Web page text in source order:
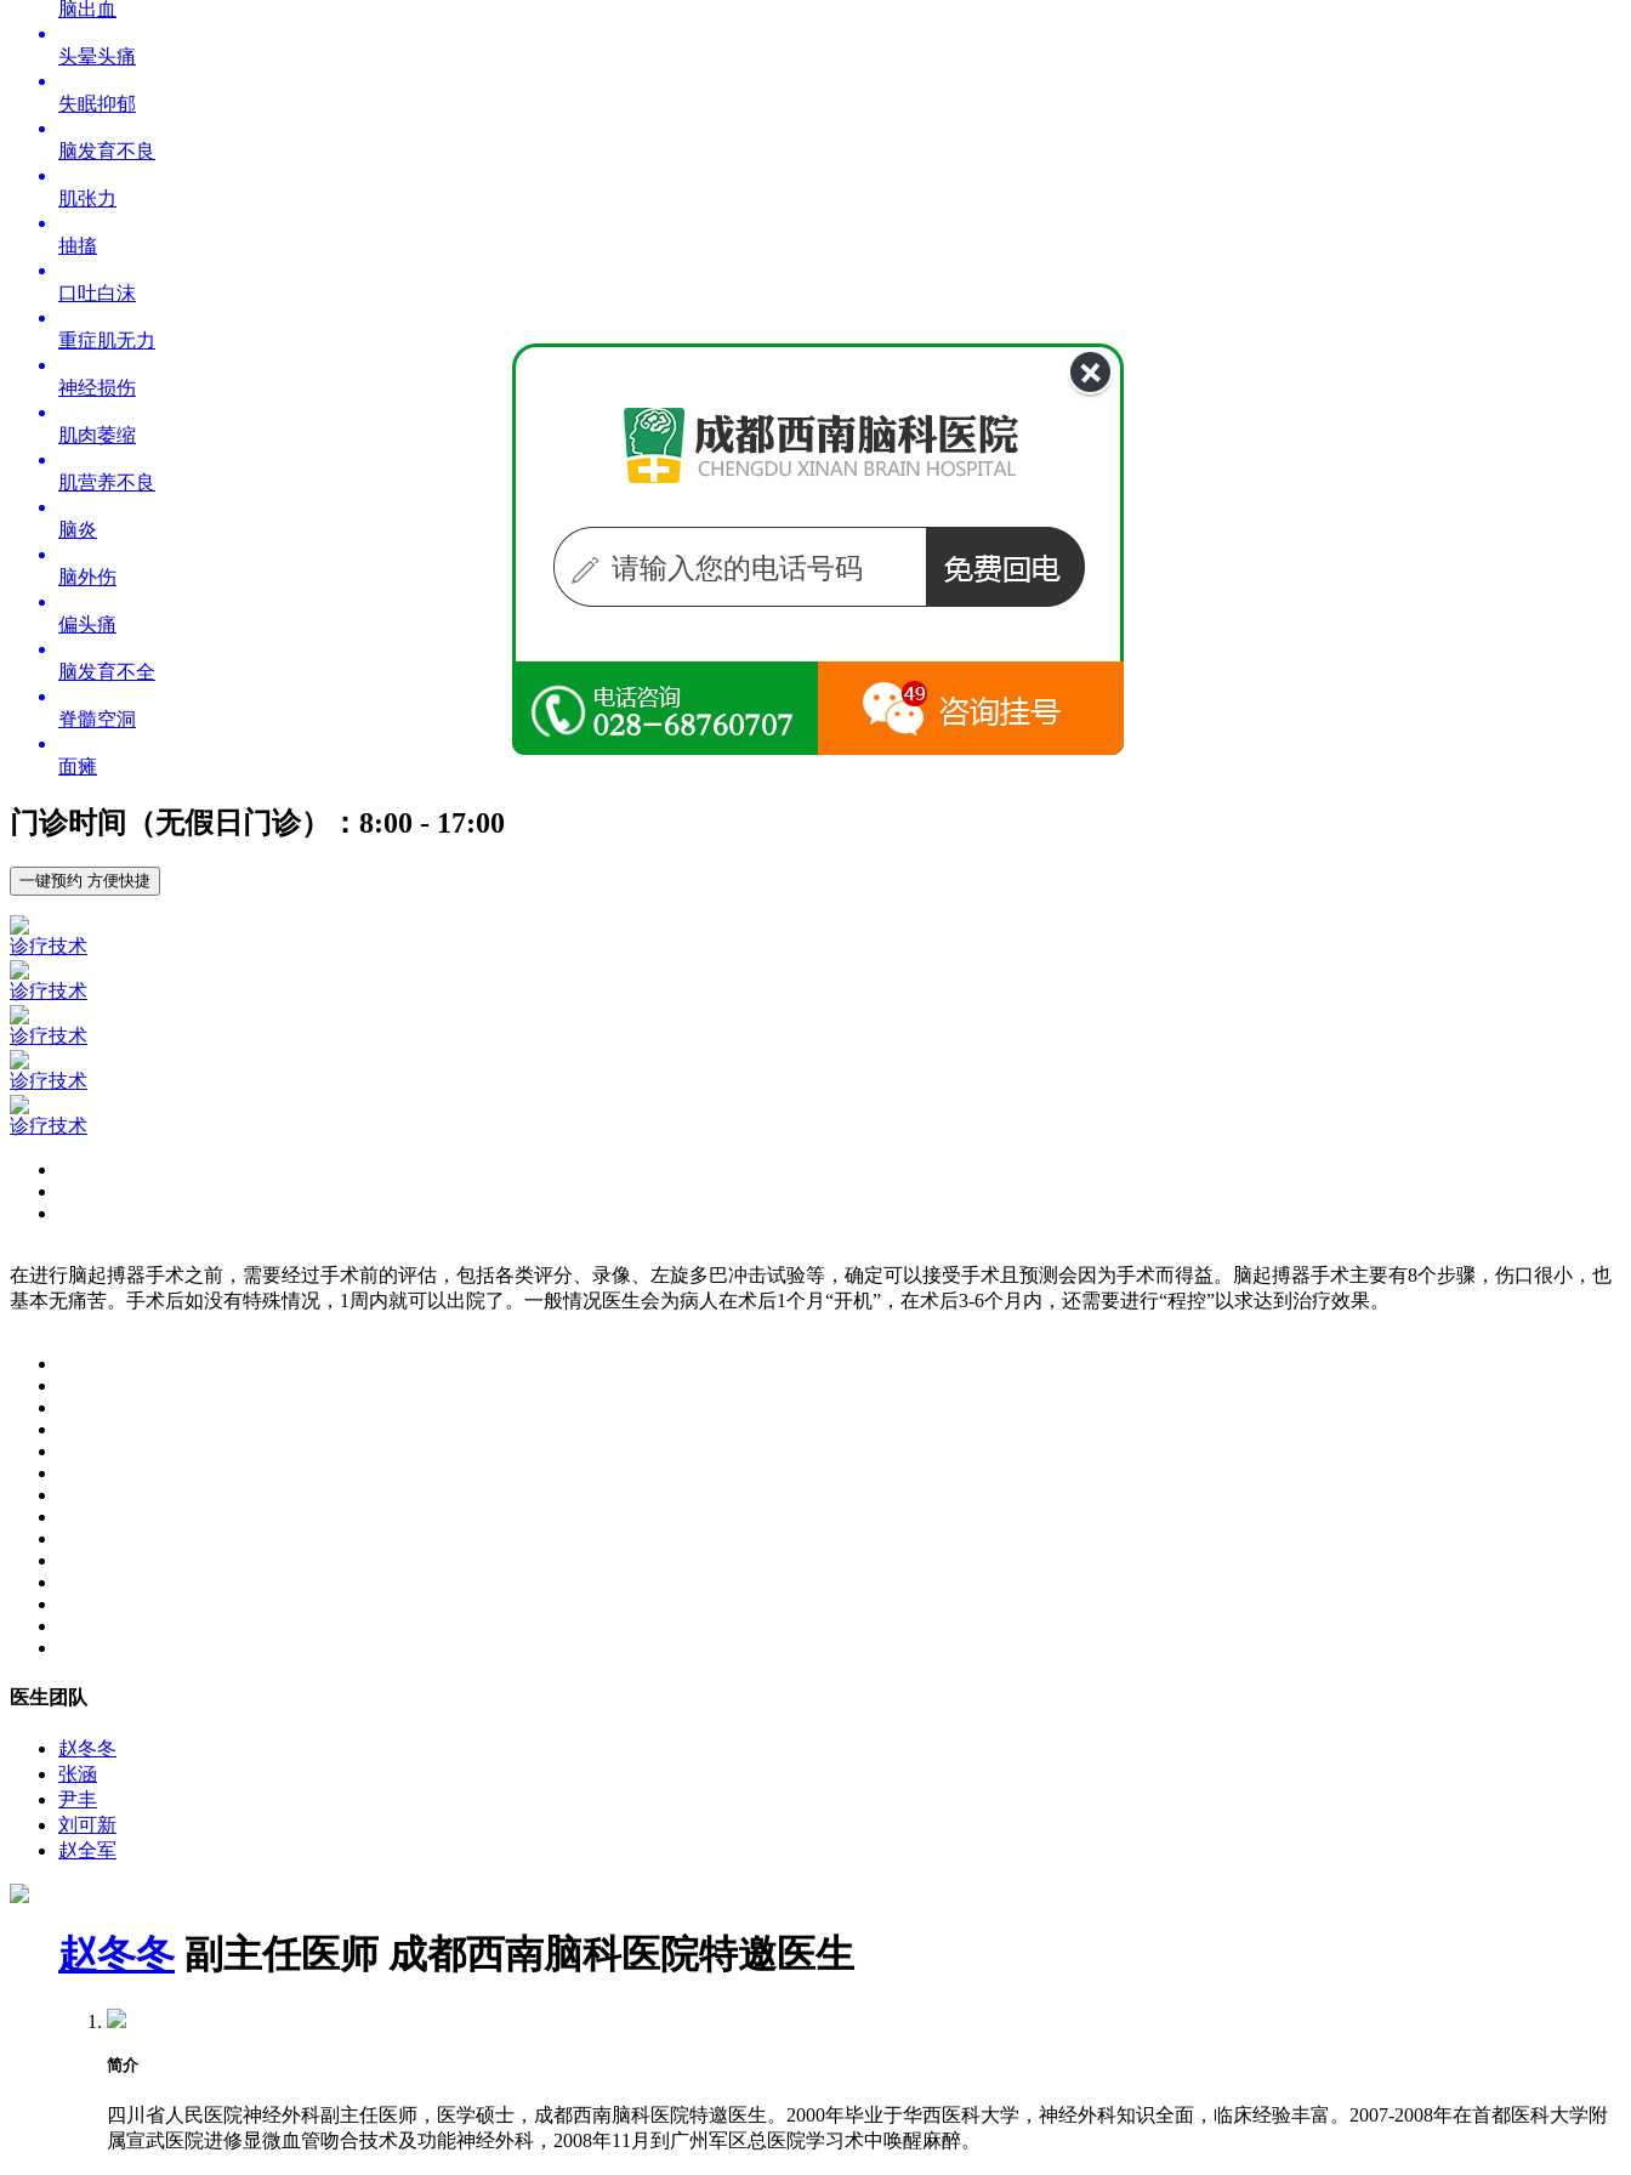
脑出血
头晕头痛
失眠抑郁
脑发育不良
肌张力
抽搐
口吐白沫
重症肌无力
神经损伤
肌肉萎缩
肌营养不良
脑炎
脑外伤
偏头痛
脑发育不全
脊髓空洞
面瘫
门诊时间（无假日门诊）：8:00 - 17:00
一键预约 方便快捷
诊疗技术
诊疗技术
诊疗技术
诊疗技术
诊疗技术
在进行脑起搏器手术之前，需要经过手术前的评估，包括各类评分、录像、左旋多巴冲击试验等，确定可以接受手术且预测会因为手术而得益。脑起搏器手术主要有8个步骤，伤口很小，也
基本无痛苦。手术后如没有特殊情况，1周内就可以出院了。一般情况医生会为病人在术后1个月“开机”，在术后3-6个月内，还需要进行“程控”以求达到治疗效果。
医生团队
赵冬冬
张涵
尹丰
刘可新
赵全军
赵冬冬 副主任医师 成都西南脑科医院特邀医生
简介
四川省人民医院神经外科副主任医师，医学硕士，成都西南脑科医院特邀医生。2000年毕业于华西医科大学，神经外科知识全面，临床经验丰富。2007-2008年在首都医科大学附
属宣武医院进修显微血管吻合技术及功能神经外科，2008年11月到广州军区总医院学习术中唤醒麻醉。